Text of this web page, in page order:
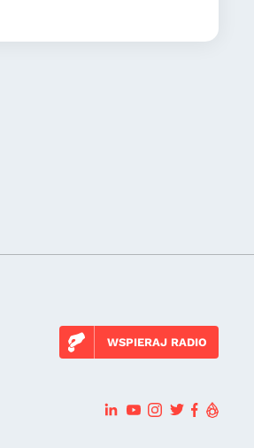
WSPIERAJ RADIO